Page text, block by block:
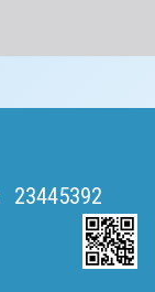
23445392